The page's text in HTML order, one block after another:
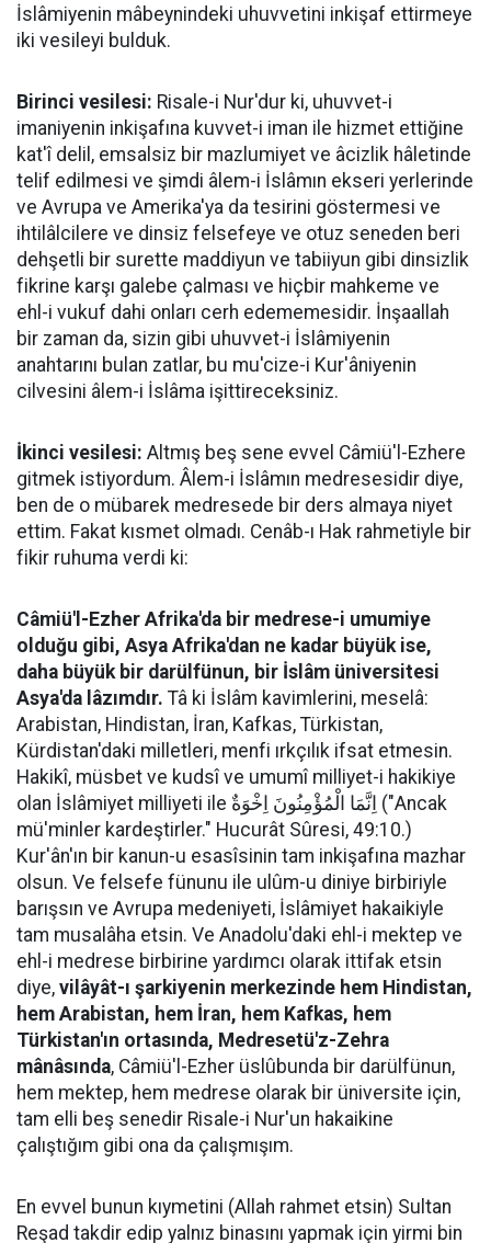
İslâmiyenin mâbeynindeki uhuvvetini inkişaf ettirmeye
iki vesileyi bulduk.
Birinci vesilesi: Risale-i Nur'dur ki, uhuvvet-i
imaniyenin inkişafına kuvvet-i iman ile hizmet ettiğine
kat'î delil, emsalsiz bir mazlumiyet ve âcizlik hâletinde
telif edilmesi ve şimdi âlem-i İslâmın ekseri yerlerinde
ve Avrupa ve Amerika'ya da tesirini göstermesi ve
ihtilâlcilere ve dinsiz felsefeye ve otuz seneden beri
dehşetli bir surette maddiyun ve tabiiyun gibi dinsizlik
fikrine karşı galebe çalması ve hiçbir mahkeme ve
ehl-i vukuf dahi onları cerh edememesidir. İnşaallah
bir zaman da, sizin gibi uhuvvet-i İslâmiyenin
anahtarını bulan zatlar, bu mu'cize-i Kur'âniyenin
cilvesini âlem-i İslâma işittireceksiniz.
İkinci vesilesi: Altmış beş sene evvel Câmiü'l-Ezhere
gitmek istiyordum. Âlem-i İslâmın medresesidir diye,
ben de o mübarek medresede bir ders almaya niyet
ettim. Fakat kısmet olmadı. Cenâb-ı Hak rahmetiyle bir
fikir ruhuma verdi ki:
Câmiü'l-Ezher Afrika'da bir medrese-i umumiye
olduğu gibi, Asya Afrika'dan ne kadar büyük ise,
daha büyük bir darülfünun, bir İslâm üniversitesi
Asya'da lâzımdır. Tâ ki İslâm kavimlerini, meselâ:
Arabistan, Hindistan, İran, Kafkas, Türkistan,
Kürdistan'daki milletleri, menfi ırkçılık ifsat etmesin.
Hakikî, müsbet ve kudsî ve umumî milliyet-i hakikiye
olan İslâmiyet milliyeti ile اِنَّمَا الْمُؤْمِنُونَ اِخْوَةٌ ("Ancak
mü'minler kardeştirler." Hucurât Sûresi, 49:10.)
Kur'ân'ın bir kanun-u esasîsinin tam inkişafına mazhar
olsun. Ve felsefe fünunu ile ulûm-u diniye birbiriyle
barışsın ve Avrupa medeniyeti, İslâmiyet hakaikiyle
tam musalâha etsin. Ve Anadolu'daki ehl-i mektep ve
ehl-i medrese birbirine yardımcı olarak ittifak etsin
diye, vilâyât-ı şarkiyenin merkezinde hem Hindistan,
hem Arabistan, hem İran, hem Kafkas, hem
Türkistan'ın ortasında, Medresetü'z-Zehra
mânâsında, Câmiü'l-Ezher üslûbunda bir darülfünun,
hem mektep, hem medrese olarak bir üniversite için,
tam elli beş senedir Risale-i Nur'un hakaikine
çalıştığım gibi ona da çalışmışım.
En evvel bunun kıymetini (Allah rahmet etsin) Sultan
Reşad takdir edip yalnız binasını yapmak için yirmi bin